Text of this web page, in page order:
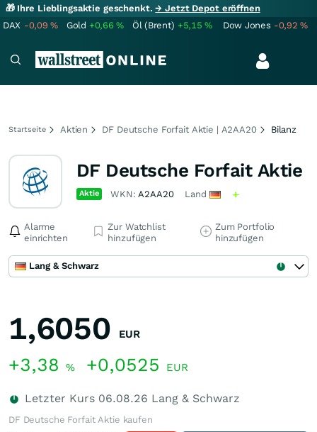
🎁 Ihre Lieblingsaktie geschenkt.→ Jetzt Depot eröffnen
DAX -0,09% Gold +0,66% Öl (Brent) +5,15% Dow Jones -0,92%
Startseite Aktien DF Deutsche Forfait Aktie | A2AA20 Bilanz
DF Deutsche Forfait Aktie
Aktie WKN:A2AA20 Land
Alarme
einrichten
Zur Watchlist
hinzufügen
Zum Portfolio
hinzufügen
Lang & Schwarz
1,6050 EUR
+3,38 % +0,0525 EUR
Letzter Kurs 06.08.26 Lang & Schwarz
DF Deutsche Forfait Aktie kaufen